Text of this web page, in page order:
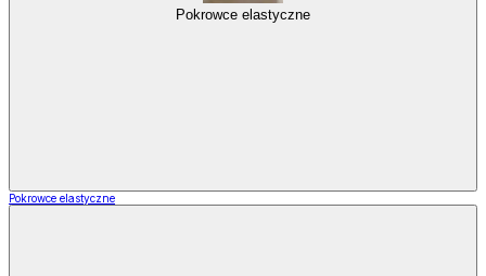
Pokrowce elastyczne
Pokrowce elastyczne